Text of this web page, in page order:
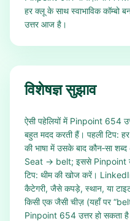
हर क्लू के साथ स्वाभाविक
उत्तर आज है।
विशेषज्ञ सुझाव
ऐसी पहेलियों में Pinpoint 654
बहुत मदद करती हैं। पहली टिप:
की भाषा में उसके बाद कौन‑सा
Seat → belt; इससे Pinpoint
टिप: थीम की खोज करें।
कैटेगरी, जैसे कपड़े, स्थान, या
किसी एक जैसी चीज़ (यहाँ पर
Pinpoint 654 उत्तर हो सकता